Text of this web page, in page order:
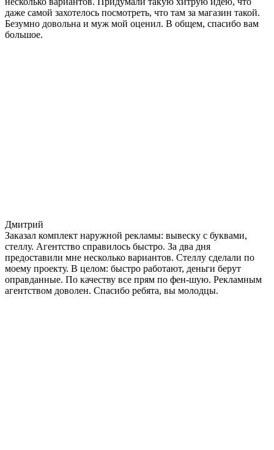
даже самой захотелось посмотреть, что там за магазин такой.
Безумно довольна и муж мой оценил. В общем, спасибо вам
большое.
Дмитрий
Заказал комплект наружной рекламы: вывеску с буквами,
стеллу. Агентство справилось быстро. За два дня
предоставили мне несколько вариантов. Стеллу сделали по
моему проекту. В целом: быстро работают, деньги берут
оправданные. По качеству все прям по фен-шую. Рекламным
агентством доволен. Спасибо ребята, вы молодцы.